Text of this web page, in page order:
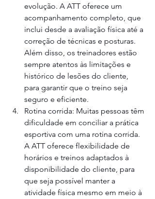
evolução. A ATT oferece um
acompanhamento completo, que
inclui desde a avaliação física até a
correção de técnicas e posturas.
Além disso, os treinadores estão
sempre atentos às limitações e
histórico de lesões do cliente,
para garantir que o treino seja
seguro e eficiente.
Rotina corrida: Muitas pessoas têm
dificuldade em conciliar a prática
esportiva com uma rotina corrida.
A ATT oferece flexibilidade de
horários e treinos adaptados à
disponibilidade do cliente, para
que seja possível manter a
atividade física mesmo em meio à